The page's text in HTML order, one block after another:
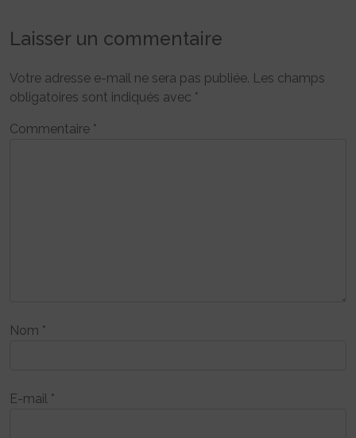
Laisser un commentaire
Votre adresse e-mail ne sera pas publiée. Les champs
obligatoires sont indiqués avec *
Commentaire *
Nom *
E-mail *